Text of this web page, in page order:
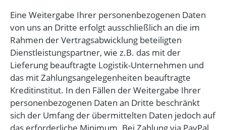
Eine Weitergabe Ihrer personenbezogenen Daten
von uns an Dritte erfolgt ausschließlich an die im
Rahmen der Vertragsabwicklung beteiligten
Dienstleistungspartner, wie z.B. das mit der
Lieferung beauftragte Logistik-Unternehmen und
das mit Zahlungsangelegenheiten beauftragte
Kreditinstitut. In den Fällen der Weitergabe Ihrer
personenbezogenen Daten an Dritte beschränkt
sich der Umfang der übermittelten Daten jedoch auf
das erforderliche Minimum. Bei Zahlung via PayPal,